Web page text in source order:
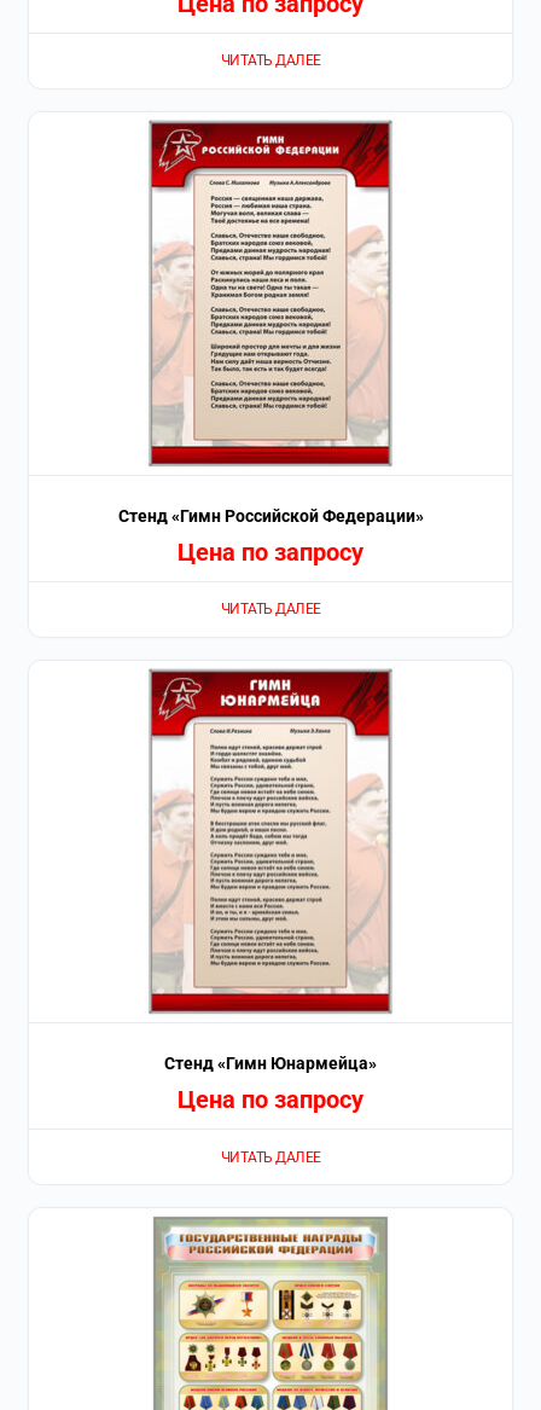
ЧИТАТЬ ДАЛЕЕ
Стенд «Гимн Российской Федерации»
Цена по запросу
ЧИТАТЬ ДАЛЕЕ
Стенд «Гимн Юнармейца»
Цена по запросу
ЧИТАТЬ ДАЛЕЕ